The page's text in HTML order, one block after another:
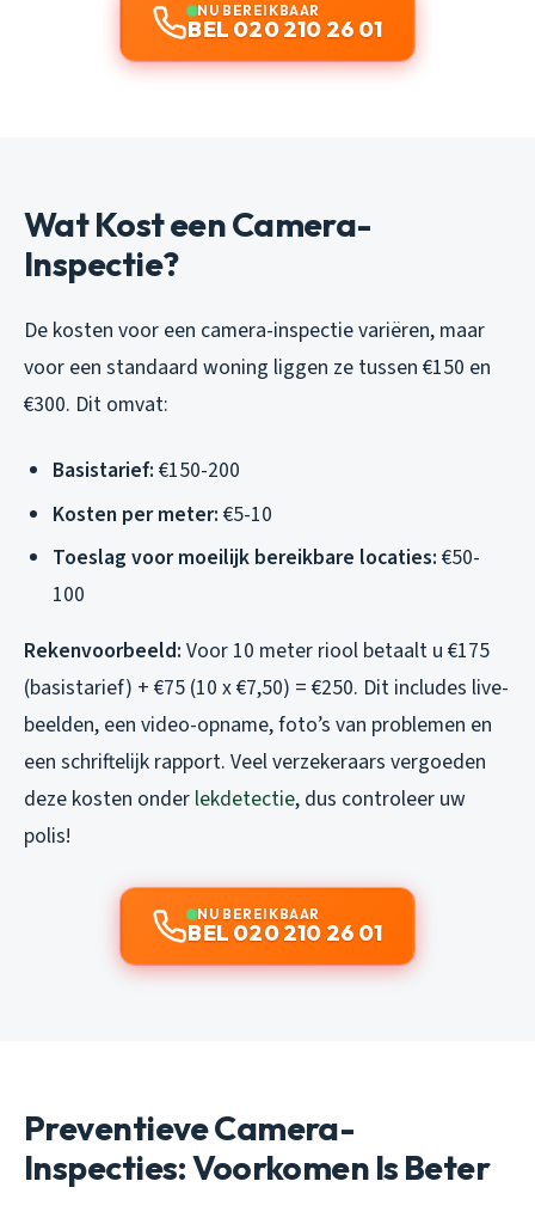
NU BEREIKBAAR
BEL 020 210 26 01
Wat Kost een Camera-
Inspectie?
De kosten voor een camera-inspectie variëren, maar
voor een standaard woning liggen ze tussen €150 en
€300. Dit omvat:
Basistarief: €150-200
Kosten per meter: €5-10
Toeslag voor moeilijk bereikbare locaties: €50-
100
Rekenvoorbeeld: Voor 10 meter riool betaalt u €175
(basistarief) + €75 (10 x €7,50) = €250. Dit includes live-
beelden, een video-opname, foto’s van problemen en
een schriftelijk rapport. Veel verzekeraars vergoeden
deze kosten onder lekdetectie, dus controleer uw
polis!
NU BEREIKBAAR
BEL 020 210 26 01
Preventieve Camera-
Inspecties: Voorkomen Is Beter